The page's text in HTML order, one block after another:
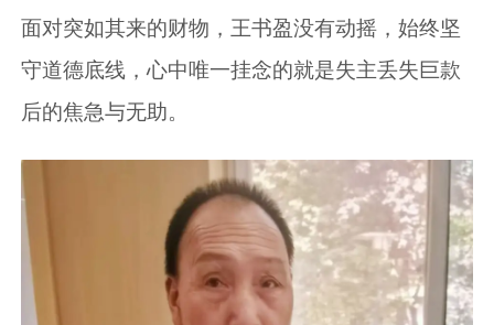
面对突如其来的财物，王书盈没有动摇，始终坚
守道德底线，心中唯一挂念的就是失主丢失巨款
后的焦急与无助。